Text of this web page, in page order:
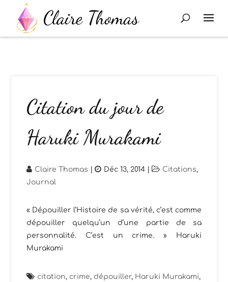
Citation du jour de
Haruki Murakami
Claire Thomas | Déc 13, 2014 | Citations,
Journal
« Dépouiller l’Histoire de sa vérité, c’est comme
dépouiller quelqu’un d’une partie de sa
personnalité. C’est un crime. » Haruki
Murakami
citation, crime, dépouiller, Haruki Murakami,